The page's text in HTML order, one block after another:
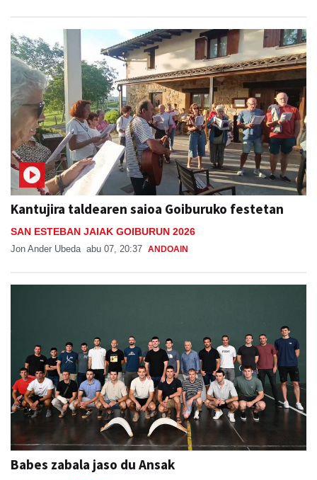
Kantujira taldearen saioa Goiburuko festetan
SAN ESTEBAN JAIAK GOIBURUN 2026
Jon Ander Ubeda abu 07, 20:37 ANDOAIN
Babes zabala jaso du Ansak